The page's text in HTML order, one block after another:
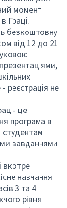
момент
Граці.
безкоштовну
від 12 до 21
реєстрація не
- це
програма в
студентам
завданнями
вкотре
навчання
3 та 4
рівня